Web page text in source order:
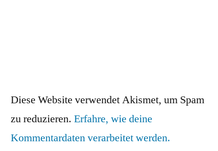
Diese Website verwendet Akismet, um Spam
zu reduzieren. Erfahre, wie deine
Kommentardaten verarbeitet werden.